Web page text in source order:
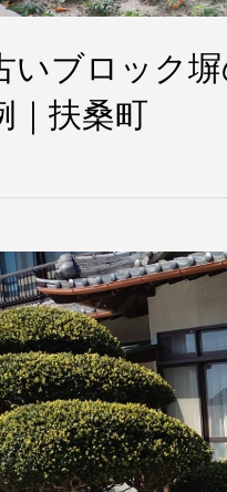
いブロック
｜扶桑町